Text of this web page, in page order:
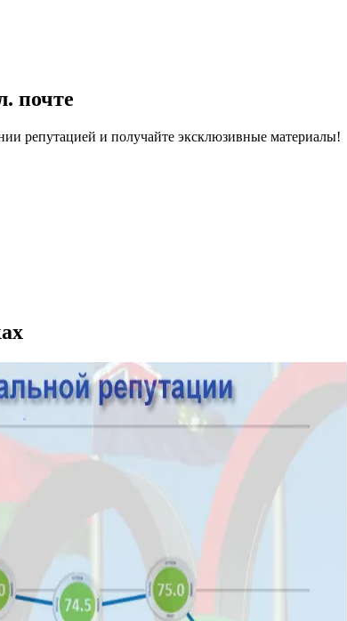
почте
репутацией и получайте эксклюзивные материалы!